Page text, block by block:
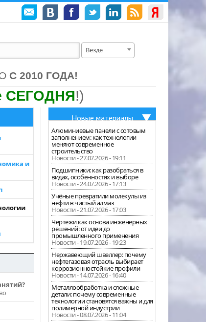
Везде
С 2010 ГОДА!
СЕГОДНЯ!)
и
Новые материалы
Алюминиевые панели с сотовым
заполнением: как технологии
меняют современное
строительство
Новости - 27.07.2026 - 19:11
Подшипники: как разобраться в
видах, особенностях и выборе
Новости - 24.07.2026 - 17:13
Учёные превратили молекулы из
нефти в чистый алмаз
Новости - 21.07.2026 - 17:03
Чертежи как основа инженерных
решений: от идеи до
промышленного применения
Новости - 19.07.2026 - 19:23
Нержавеющий швеллер: почему
нефтегазовая отрасль выбирает
коррозионностойкие профили
Новости - 14.07.2026 - 16:40
Металлообработка и сложные
детали: почему современные
технологии становятся важны и для
полимерной индустрии
Новости - 08.07.2026 - 11:04